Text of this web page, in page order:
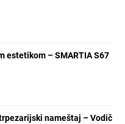
estetikom – SMARTIA S67
nameštaj – Vodič